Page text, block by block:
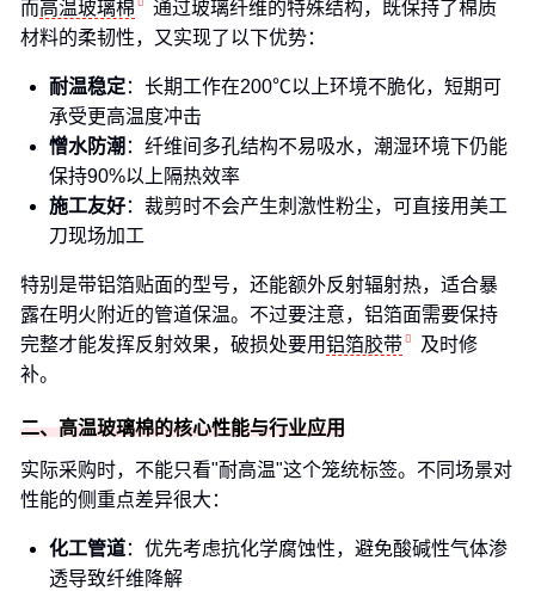
而高温玻璃棉
通过玻璃纤维的特殊结构，既保持了棉质
材料的柔韧性，又实现了以下优势：
耐温稳定：长期工作在200℃以上环境不脆化，短期可
承受更高温度冲击
憎水防潮 ：纤维间多孔结构不易吸水，潮湿环境下仍能
保持90%以上隔热效率
施工友好：裁剪时不会产生刺激性粉尘，可直接用美工
刀现场加工
特别是带铝箔贴面的型号，还能额外反射辐射热，适合暴
露在明火附近的管道保温。不过要注意，铝箔面需要保持
完整才能发挥反射效果，破损处要用铝箔胶带
及时修
补。
二、高温玻璃棉的核心性能与行业应用
实际采购时，不能只看"耐高温"这个笼统标签。不同场景对
性能的侧重点差异很大：
化工管道：优先考虑抗化学腐蚀性，避免酸碱性气体渗
透导致纤维降解